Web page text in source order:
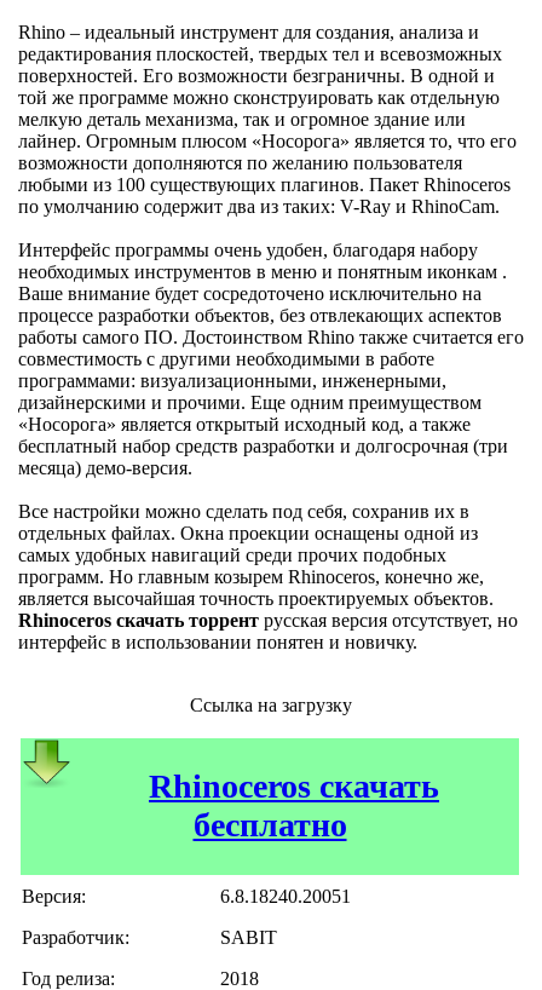
Rhino – идеальный инструмент для создания, анализа и
редактирования плоскостей, твердых тел и всевозможных
поверхностей. Его возможности безграничны. В одной и
той же программе можно сконструировать как отдельную
мелкую деталь механизма, так и огромное здание или
лайнер. Огромным плюсом «Носорога» является то, что его
возможности дополняются по желанию пользователя
любыми из 100 существующих плагинов. Пакет Rhinoceros
по умолчанию содержит два из таких: V-Ray и RhinoCam.
Интерфейс программы очень удобен, благодаря набору
необходимых инструментов в меню и понятным иконкам .
Ваше внимание будет сосредоточено исключительно на
процессе разработки объектов, без отвлекающих аспектов
работы самого ПО. Достоинством Rhino также считается его
совместимость с другими необходимыми в работе
программами: визуализационными, инженерными,
дизайнерскими и прочими. Еще одним преимуществом
«Носорога» является открытый исходный код, а также
бесплатный набор средств разработки и долгосрочная (три
месяца) демо-версия.
Все настройки можно сделать под себя, сохранив их в
отдельных файлах. Окна проекции оснащены одной из
самых удобных навигаций среди прочих подобных
программ. Но главным козырем Rhinoceros, конечно же,
является высочайшая точность проектируемых объектов.
Rhinoceros скачать торрент русская версия отсутствует, но
интерфейс в использовании понятен и новичку.
Ссылка на загрузку
Rhinoceros скачать
бесплатно
Версия:
6.8.18240.20051
Разработчик:
SABIT
Год релиза:
2018